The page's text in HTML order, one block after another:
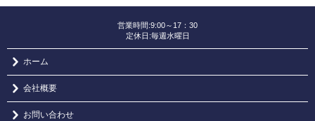
営業時間:9:00～17：30
定休日:毎週水曜日
ホーム
会社概要
お問い合わせ